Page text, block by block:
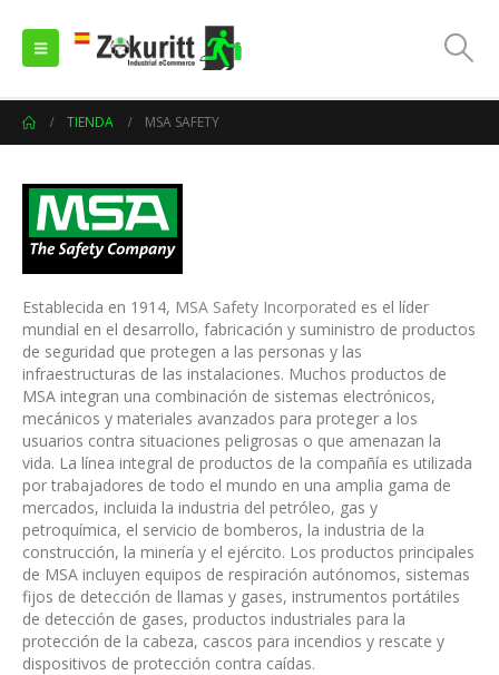
TIENDA MSA SAFETY
Establecida en 1914, MSA Safety Incorporated es el líder
mundial en el desarrollo, fabricación y suministro de productos
de seguridad que protegen a las personas y las
infraestructuras de las instalaciones. Muchos productos de
MSA integran una combinación de sistemas electrónicos,
mecánicos y materiales avanzados para proteger a los
usuarios contra situaciones peligrosas o que amenazan la
vida. La línea integral de productos de la compañía es utilizada
por trabajadores de todo el mundo en una amplia gama de
mercados, incluida la industria del petróleo, gas y
petroquímica, el servicio de bomberos, la industria de la
construcción, la minería y el ejército. Los productos principales
de MSA incluyen equipos de respiración autónomos, sistemas
fijos de detección de llamas y gases, instrumentos portátiles
de detección de gases, productos industriales para la
protección de la cabeza, cascos para incendios y rescate y
dispositivos de protección contra caídas.